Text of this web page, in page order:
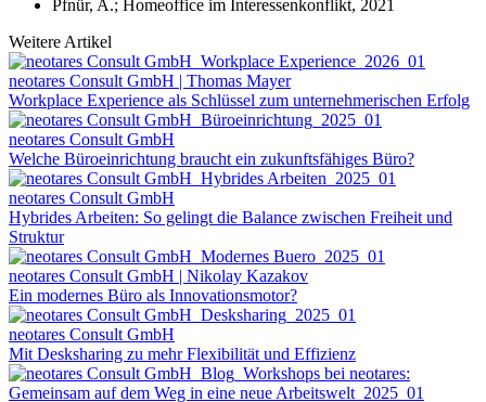
Pfnür, A.; Homeoffice im Interessenkonflikt, 2021
Weitere Artikel
neotares Consult GmbH | Thomas Mayer
Workplace Experience als Schlüssel zum unternehmerischen Erfolg
neotares Consult GmbH
Welche Büroeinrichtung braucht ein zukunftsfähiges Büro?
neotares Consult GmbH
Hybrides Arbeiten: So gelingt die Balance zwischen Freiheit und
Struktur
neotares Consult GmbH | Nikolay Kazakov
Ein modernes Büro als Innovationsmotor?
neotares Consult GmbH
Mit Desksharing zu mehr Flexibilität und Effizienz